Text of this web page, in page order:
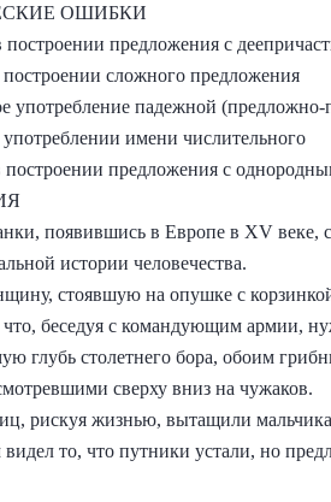
ОШИБКИ
предложения с
сложного предложения
употребление падежной
имени числительного
предложения с
появившись в Европе в XV веке,
истории человечества.
стоявшую на опушке с
беседуя с командующим армии,
глубь столетнего бора, обоим
сверху вниз на чужаков.
рискуя жизнью, вытащили
то, что путники устали, но